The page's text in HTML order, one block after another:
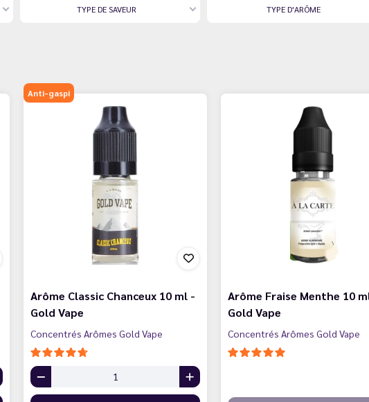
TYPE DE SAVEUR TYPE D'ARÔME
Anti-gaspi
Arôme Classic Chanceux 10 ml -
Gold Vape
Concentrés Arômes Gold Vape
Arôme Fraise Menthe 10
Gold Vape
Concentrés Arômes Gold Vape